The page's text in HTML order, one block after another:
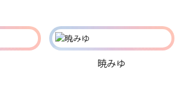
暁みゆ